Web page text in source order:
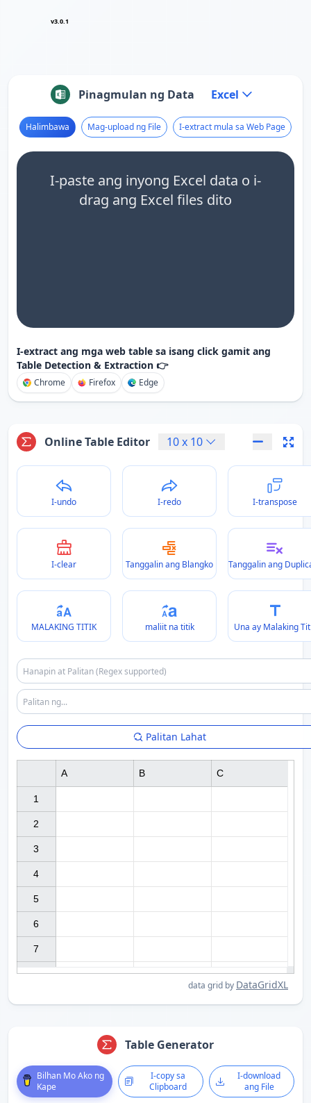
v3.0.1
Pinagmulan ng Data Excel
Halimbawa Mag-upload ng File I-extract mula sa Web Page
I-paste ang inyong Excel data o i-
drag ang Excel files dito
I-extract ang mga web table sa isang click gamit ang
Table Detection & Extraction 👉
Chrome Firefox Edge
Online Table Editor 10x 10
I-undo I-redo I-transpose
I-clear Tanggalin ang Blangko Tanggalin ang
MALAKING TITIK maliit na titik Una ay Malaking
Palitan Lahat
1
2
3
4
5
6
7
A B C
data grid by DataGridXL
Table Generator
Bilhan Mo Ako ng
Kape
I-copy sa
Clipboard
I-download
ang File